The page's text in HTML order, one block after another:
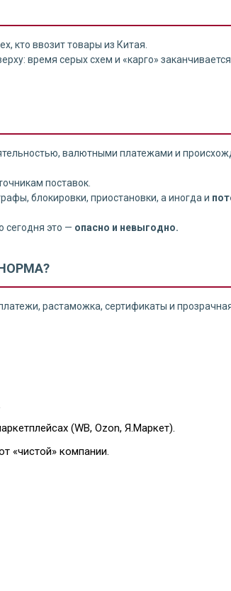
кто ввозит товары из Китая.
время серых схем и «карго»
валютными платежами и
поставок.
блокировки, приостановки, а иногда и
сегодня это — опасно и невыгодно.
растаможка, сертификаты и
(WB, Ozon, Я.Маркет).
«чистой» компании.